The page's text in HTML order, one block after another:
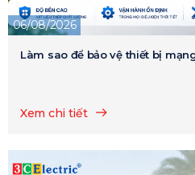
06/08/2026
Làm sao để bảo vệ thiết bị
Xem chi tiết